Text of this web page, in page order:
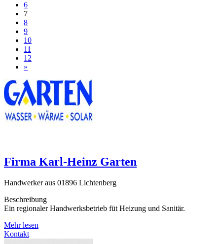
6
7
8
9
10
11
12
»
Firma Karl-Heinz Garten
Handwerker aus 01896 Lichtenberg
Beschreibung
Ein regionaler Handwerksbetrieb füt Heizung und Sanitär.
Mehr lesen
Kontakt